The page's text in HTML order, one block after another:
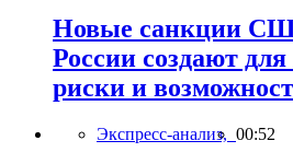
Новые санкции
России создают
риски и
Экспресс-анализ, 00:52